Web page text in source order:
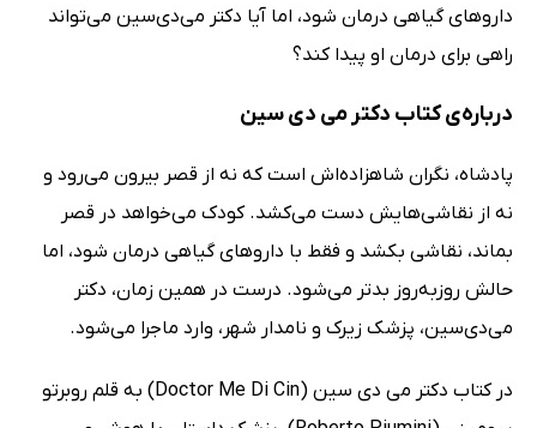
داروهای گیاهی درمان شود، اما آیا دکتر می‌دی‌سین می‌تواند
راهی برای درمان او پیدا کند؟
درباره‌ی کتاب دکتر می‌ دی‌ سین
پادشاه، نگران شاهزاده‌اش است که نه از قصر بیرون می‌رود و
نه از نقاشی‌هایش دست می‌کشد. کودک می‌خواهد در قصر
بماند، نقاشی بکشد و فقط با داروهای گیاهی درمان شود، اما
حالش روزبه‌روز بدتر می‌شود. درست در همین زمان، دکتر
می‌دی‌سین، پزشک زیرک و نامدار شهر، وارد ماجرا می‌شود.
در کتاب دکتر می‌ دی‌ سین (Doctor Me Di Cin) به قلم روبرتو